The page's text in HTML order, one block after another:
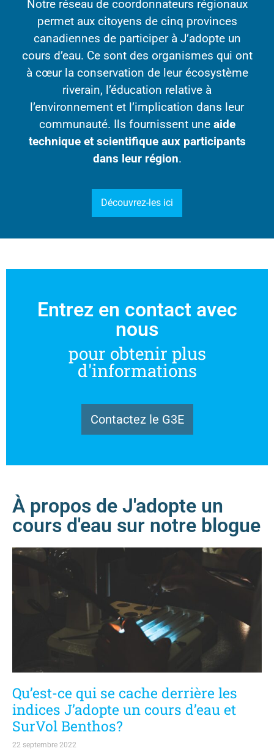
Notre réseau de coordonnateurs régionaux
permet aux citoyens de cinq provinces
canadiennes de participer à J’adopte un
cours d’eau. Ce sont des organismes qui ont
à cœur la conservation de leur écosystème
riverain, l’éducation relative à
l’environnement et l’implication dans leur
communauté. Ils fournissent une aide
technique et scientifique aux participants
dans leur région.
Découvrez-les ici
Entrez en contact avec
nous
pour obtenir plus
d'informations
Contactez le G3E
À propos de J'adopte un
cours d'eau sur notre blogue
Qu’est-ce qui se cache derrière les
indices J’adopte un cours d’eau et
SurVol Benthos?
22 septembre 2022